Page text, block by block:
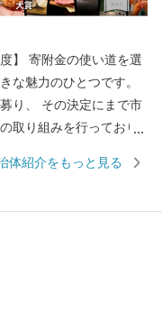
を選
な魅力のひとつです。
まで市
取り組みを行っており
開発者 石墨博士の故郷
体紹介をもっと見る